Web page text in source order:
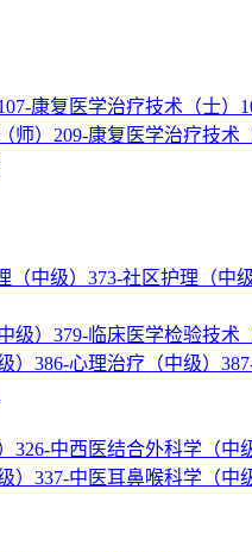
康复医学治疗技术（士）
师） 209-康复医学治疗技术
（中级） 373-社区护理（中级
级） 379-临床医学检验技术
） 386-心理治疗（中级）
326-中西医结合外科学（中
） 337-中医耳鼻喉科学（中